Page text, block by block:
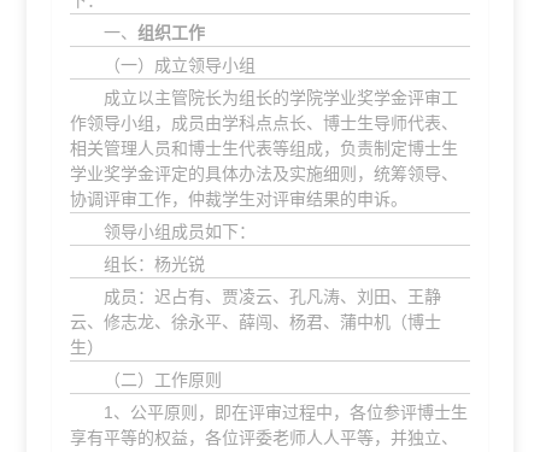
一、 组织工作
（一）成立领导小组
成立以主管院长为组长的学院学业奖学金评审工
作领导小组，成员由学科点点长、博士生导师代表、
相关管理人员和博士生代表等组成，负责制定博士生
学业奖学金评定的具体办法及实施细则，统筹领导、
协调评审工作，仲裁学生对评审结果的申诉。
领导小组成员如下：
组长：杨光锐
成员：迟占有、贾凌云、孔凡涛、刘田、王静
云、修志龙、徐永平、薛闯、杨君、蒲中机（博士
生）
（二）工作原则
1、公平原则，即在评审过程中，各位参评博士生
享有平等的权益，各位评委老师人人平等，并独立、